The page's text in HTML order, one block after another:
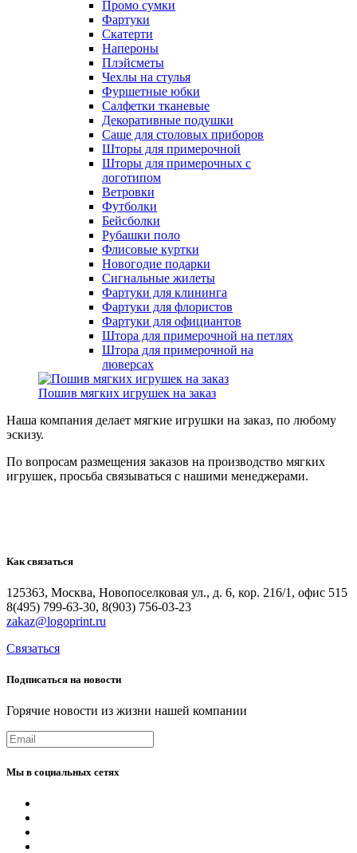
Промо сумки
Фартуки
Скатерти
Напероны
Плэйсметы
Чехлы на стулья
Фуршетные юбки
Салфетки тканевые
Декоративные подушки
Саше для столовых приборов
Шторы для примерочной
Шторы для примерочных с
логотипом
Ветровки
Футболки
Бейсболки
Рубашки поло
Флисовые куртки
Новогодие подарки
Сигнальные жилеты
Фартуки для клининга
Фартуки для флористов
Фартуки для официантов
Штора для примерочной на петлях
Штора для примерочной на
люверсах
Пошив мягких игрушек на заказ
Наша компания делает мягкие игрушки на заказ, по любому
эскизу.
По вопросам размещения заказов на производство мягких
игрушек, просьба связываться с нашими менеджерами.
Как связаться
125363, Москва, Новопоселковая ул., д. 6, кор. 216/1, офис 515
8(495) 799-63-30, 8(903) 756-03-23
zakaz@logoprint.ru
Связаться
Подписаться на новости
Горячие новости из жизни нашей компании
Мы в социальных сетях